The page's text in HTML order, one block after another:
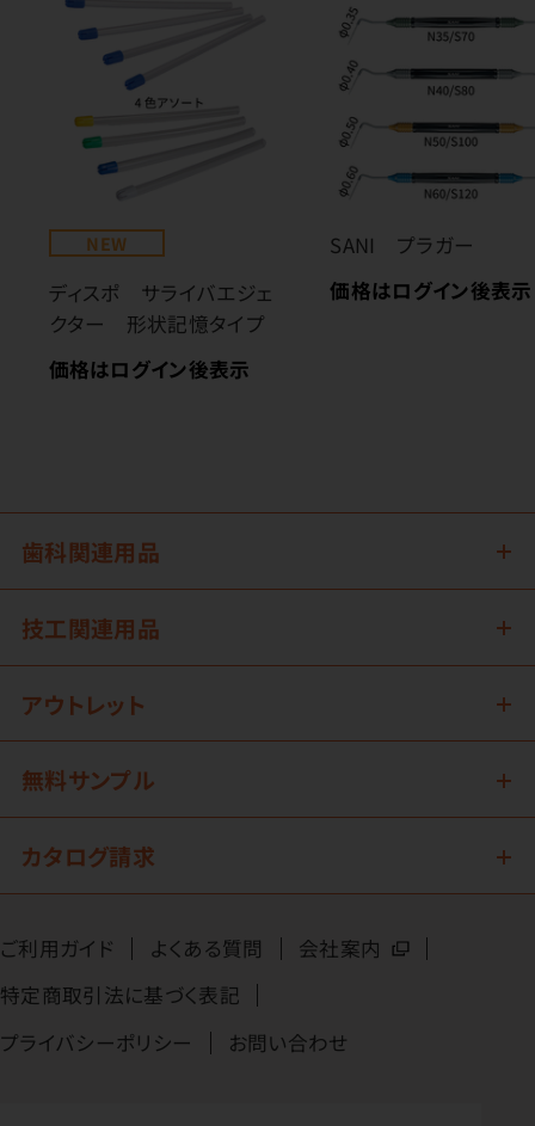
NEW
ディスポ サライバエジェ
クター 形状記憶タイプ
価格はログイン後表示
SANI プラガー
価格はログイン後表示
歯科関連用品
技工関連用品
アウトレット
無料サンプル
カタログ請求
ご利用ガイド よくある質問
会社案内
特定商取引法に基づく表記
プライバシーポリシー
お問い合わせ